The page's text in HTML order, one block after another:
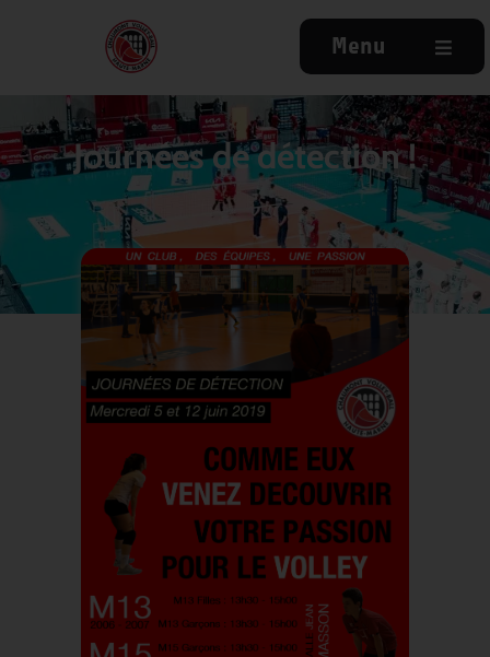
Menu
Journées de détection !